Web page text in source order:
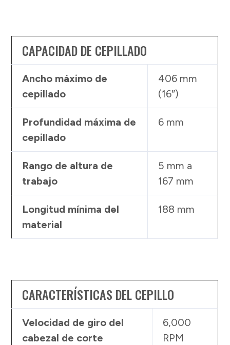
CAPACIDAD DE CEPILLADO
Ancho máximo de
cepillado
406 mm
(16″)
Profundidad máxima de
cepillado
6 mm
Rango de altura de
trabajo
5 mm a
167 mm
Longitud mínima del
material
188 mm
CARACTERÍSTICAS DEL CEPILLO
Velocidad de giro del
cabezal de corte
6,000
RPM